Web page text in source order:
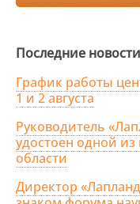
Последние новости
График работы
1 и 2 августа
Руководитель
удостоен одной
области
Директор